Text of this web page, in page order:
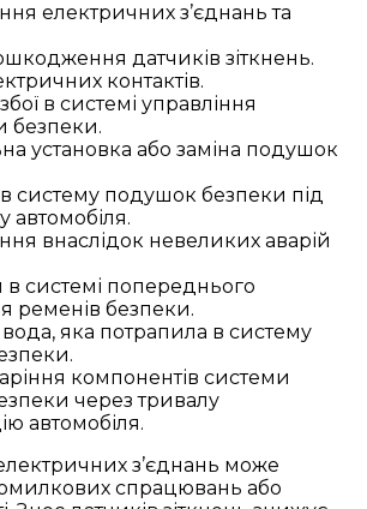
електричних з’єднань та
датчиків зіткнень.
контактів.
в системі управління
безпеки.
установка або заміна подушок
систему подушок безпеки під
автомобіля.
внаслідок невеликих аварій
системі попереднього
ременів безпеки.
яка потрапила в систему
компонентів системи
через тривалу
автомобіля.
з’єднань може
спрацювань або